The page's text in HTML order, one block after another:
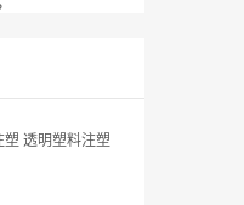
塑 透明塑料注塑